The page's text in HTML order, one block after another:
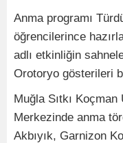
Anma programı
öğrencilerince
adlı etkinliğin
Orotoryo gösterileri
Muğla Sıtkı
Merkezinde anma
Akbıyık, Garnizon